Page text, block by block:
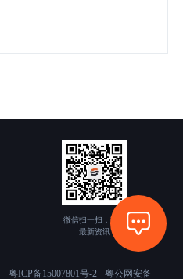
微信扫一扫，获取
最新资讯
粤ICP备15007801号-2 粤公网安备